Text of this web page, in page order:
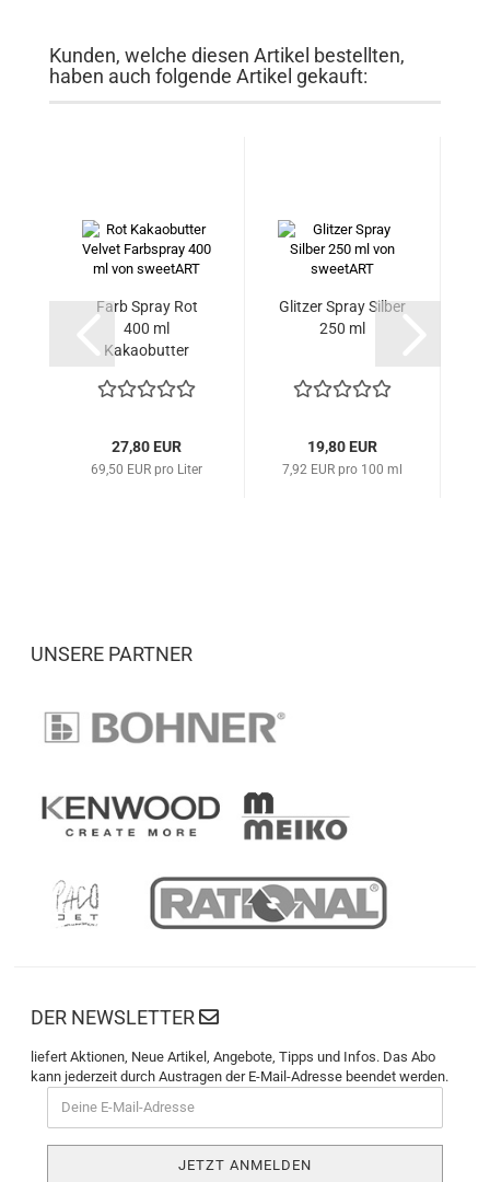
Kunden, welche diesen Artikel bestellten,
haben auch folgende Artikel gekauft:
Farb Spray Rot
400 ml
Kakaobutter
27,80 EUR
69,50 EUR pro Liter
Glitzer Spray Silber
250 ml
19,80 EUR
7,92 EUR pro 100 ml
UNSERE PARTNER
DER NEWSLETTER
liefert Aktionen, Neue Artikel, Angebote, Tipps und Infos. Das Abo
kann jederzeit durch Austragen der E-Mail-Adresse beendet werden.